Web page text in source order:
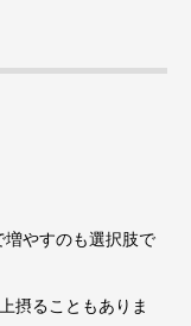
やすのも選択肢で
摂ることもありま